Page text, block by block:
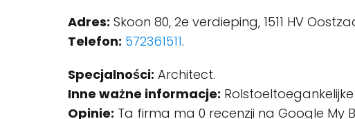
Adres: Skoon 80, 2e verdieping, 1511 HV
Telefon: 572361511.
Specjalności: Architect.
Inne ważne informacje:
Opinie: Ta firma ma 0 recenzji na Google My